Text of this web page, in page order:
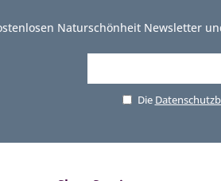
Naturschönheit Newsletter
Die